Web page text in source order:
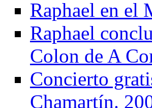
Raphael en el
Raphael
Colon de A
Concierto
Chamartín.